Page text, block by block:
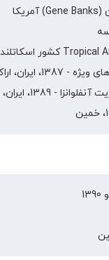
اراک
ايران، اراک